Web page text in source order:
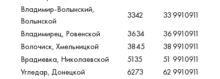
Владимир-Волынский,
Волынской
3342 339910911
Владимирец, Ровенской
3634 369910911
Волочиск, Хмельницкой
3845 389910911
Врадиевка, Николаевской
5135 51 9910911
Угледар, Донецкой
6273 62 9910911